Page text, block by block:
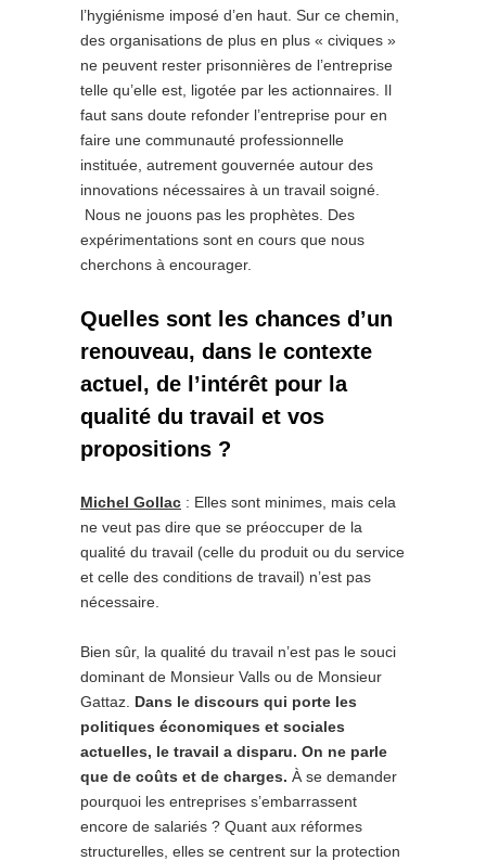
l’hygiénisme imposé d’en haut. Sur ce chemin,
des organisations de plus en plus « civiques »
ne peuvent rester prisonnières de l’entreprise
telle qu’elle est, ligotée par les actionnaires. Il
faut sans doute refonder l’entreprise pour en
faire une communauté professionnelle
instituée, autrement gouvernée autour des
innovations nécessaires à un travail soigné.
Nous ne jouons pas les prophètes. Des
expérimentations sont en cours que nous
cherchons à encourager.
Quelles sont les chances d’un
renouveau, dans le contexte
actuel, de l’intérêt pour la
qualité du travail et vos
propositions ?
Michel Gollac : Elles sont minimes, mais cela
ne veut pas dire que se préoccuper de la
qualité du travail (celle du produit ou du service
et celle des conditions de travail) n’est pas
nécessaire.
Bien sûr, la qualité du travail n’est pas le souci
dominant de Monsieur Valls ou de Monsieur
Gattaz. Dans le discours qui porte les
politiques économiques et sociales
actuelles, le travail a disparu. On ne parle
que de coûts et de charges. À se demander
pourquoi les entreprises s’embarrassent
encore de salariés ? Quant aux réformes
structurelles, elles se centrent sur la protection